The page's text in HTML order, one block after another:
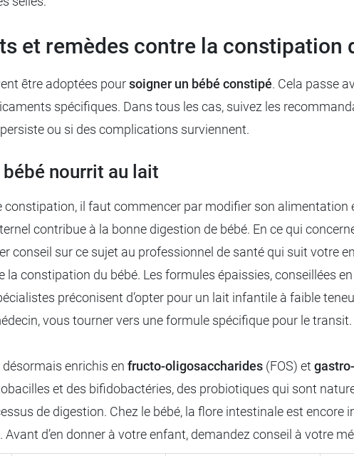
et remèdes contre la constipation
être adoptées poursoigner un bébé constipé. Cela passe
spécifiques. Dans tous les cas, suivez les
ou si des complications surviennent.
nourrit au lait
constipation, il faut commencer par modifier son alimentation
contribue à la bonne digestion de bébé. En ce qui
conseil sur ce sujet au professionnel de santé qui suit
la constipation du bébé. Les formules épaissies, conseillées
préconisent d’opter pour un lait infantile à faible
vous tourner vers une formule spécifique pour le transit.
enrichis en fructo-oligosaccharides (FOS) et
et des bifidobactéries, des probiotiques qui sont
de digestion. Chez le bébé, la flore intestinale est
Avant d’en donner à votre enfant, demandez conseil à votre